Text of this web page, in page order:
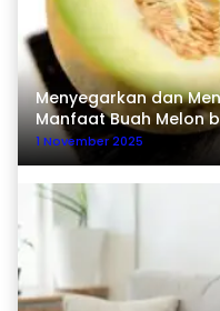
Menyegarkan dan
Manfaat Buah Melon
1 November 2025